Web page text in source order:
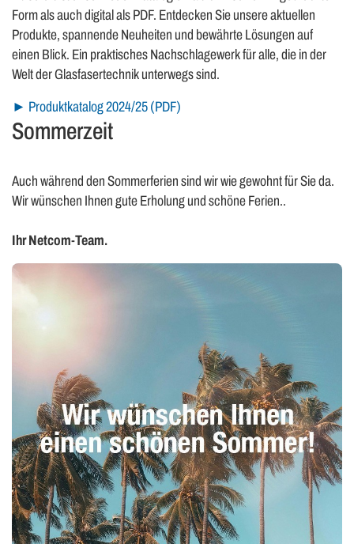
Form als auch digital als PDF. Entdecken Sie unsere aktuellen
Produkte, spannende Neuheiten und bewährte Lösungen auf
einen Blick. Ein praktisches Nachschlagewerk für alle, die in der
Welt der Glasfasertechnik unterwegs sind.
► Produktkatalog 2024/25 (PDF)
Sommerzeit
Auch während den Sommerferien sind wir wie gewohnt für Sie da.
Wir wünschen Ihnen gute Erholung und schöne Ferien..
Ihr Netcom-Team.